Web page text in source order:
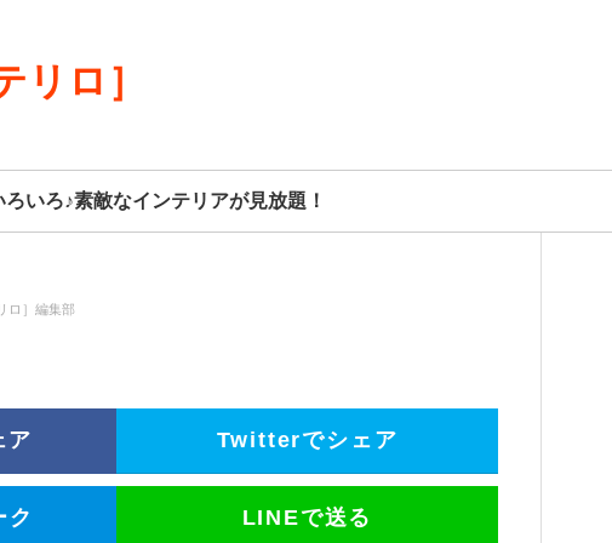
ロ］
いろ♪素敵なインテリアが見放題！
ロ］編集部
ア Twitterでシェア
ク LINEで送る